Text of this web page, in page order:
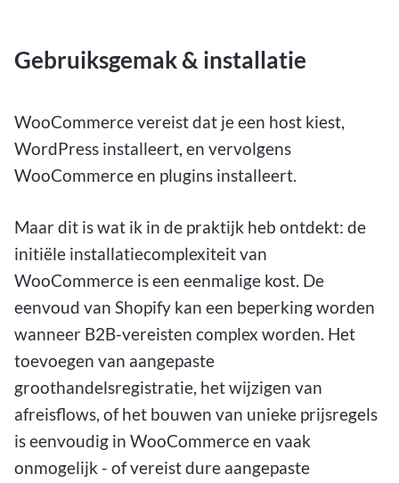
Gebruiksgemak & installatie
WooCommerce vereist dat je een host kiest,
WordPress installeert, en vervolgens
WooCommerce en plugins installeert.
Maar dit is wat ik in de praktijk heb ontdekt: de
initiële installatiecomplexiteit van
WooCommerce is een eenmalige kost. De
eenvoud van Shopify kan een beperking worden
wanneer B2B-vereisten complex worden. Het
toevoegen van aangepaste
groothandelsregistratie, het wijzigen van
afreisflows, of het bouwen van unieke prijsregels
is eenvoudig in WooCommerce en vaak
onmogelijk - of vereist dure aangepaste